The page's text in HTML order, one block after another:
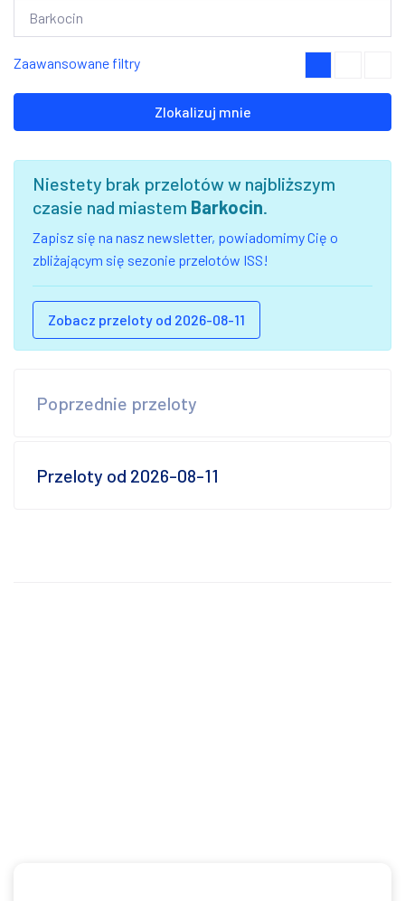
Zaawansowane filtry
Zlokalizuj mnie
Niestety brak przelotów w najbliższym
czasie nad miastem Barkocin.
Zapisz się na nasz newsletter, powiadomimy Cię o
zbliżającym się sezonie przelotów ISS!
Zobacz przeloty od 2026-08-11
Poprzednie przeloty
Przeloty od 2026-08-11